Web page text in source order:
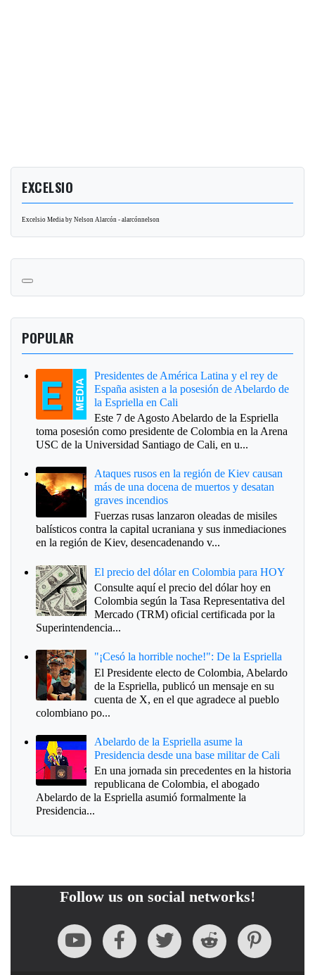
EXCELSIO
Excelsio Media by Nelson Alarcón - alarcónnelson
POPULAR
Presidentes de América Latina y el rey de
España asisten a la posesión de Abelardo de
la Espriella en Cali
Este 7 de Agosto Abelardo de la Espriella
toma posesión como presidente de Colombia en la Arena
USC de la Universidad Santiago de Cali, en u...
Ataques rusos en la región de Kiev causan
más de una docena de muertos y desatan
graves incendios
Fuerzas rusas lanzaron oleadas de misiles
balísticos contra la capital ucraniana y sus inmediaciones
en la región de Kiev, desencadenando v...
El precio del dólar en Colombia para HOY
Consulte aquí el precio del dólar hoy en
Colombia según la Tasa Representativa del
Mercado (TRM) oficial certificada por la
Superintendencia...
"¡Cesó la horrible noche!": De la Espriella
El Presidente electo de Colombia, Abelardo
de la Espriella, publicó un mensaje en su
cuenta de X, en el que agradece al pueblo
colombiano po...
Abelardo de la Espriella asume la
Presidencia desde una base militar de Cali
En una jornada sin precedentes en la historia
republicana de Colombia, el abogado
Abelardo de la Espriella asumió formalmente la
Presidencia...
Follow us on social networks!